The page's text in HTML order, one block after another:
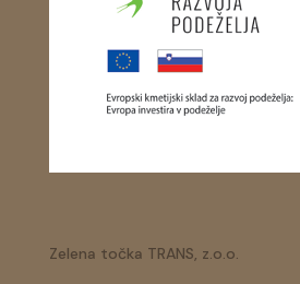
Zelena točka TRANS, z.o.o.